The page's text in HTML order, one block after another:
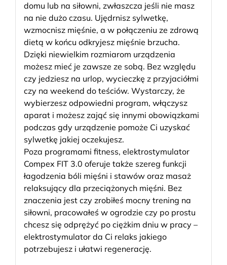
domu lub na siłowni, zwłaszcza jeśli nie masz
na nie dużo czasu. Ujędrnisz sylwetkę,
wzmocnisz mięśnie, a w połączeniu ze zdrową
dietą w końcu odkryjesz mięśnie brzucha.
Dzięki niewielkim rozmiarom urządzenia
możesz mieć je zawsze ze sobą. Bez względu
czy jedziesz na urlop, wycieczkę z przyjaciółmi
czy na weekend do teściów. Wystarczy, że
wybierzesz odpowiedni program, włączysz
aparat i możesz zająć się innymi obowiązkami
podczas gdy urządzenie pomoże Ci uzyskać
sylwetkę jakiej oczekujesz.
Poza programami fitness, elektrostymulator
Compex FIT 3.0 oferuje także szereg funkcji
łagodzenia bóli mięśni i stawów oraz masaż
relaksujący dla przeciążonych mięśni. Bez
znaczenia jest czy zrobiłeś mocny trening na
siłowni, pracowałeś w ogrodzie czy po prostu
chcesz się odprężyć po ciężkim dniu w pracy –
elektrostymulator da Ci relaks jakiego
potrzebujesz i ułatwi regenerację.